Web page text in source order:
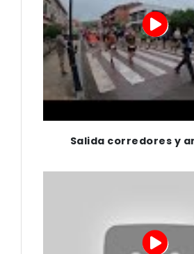
Salida corredores y